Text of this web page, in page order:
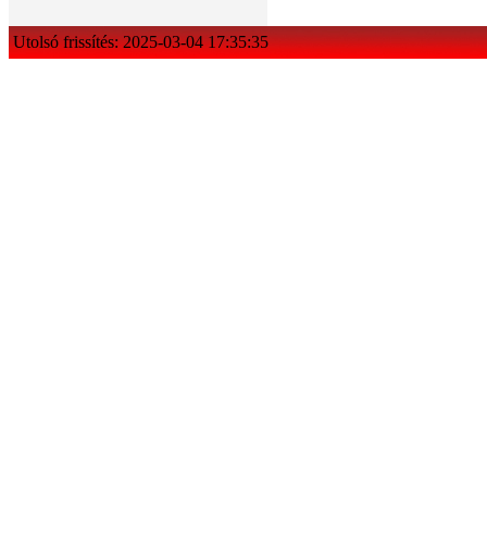
Utolsó frissítés: 2025-03-04 17:35:35